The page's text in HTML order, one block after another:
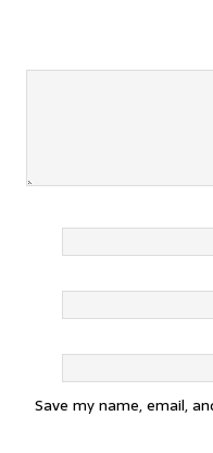
Save my name, email,